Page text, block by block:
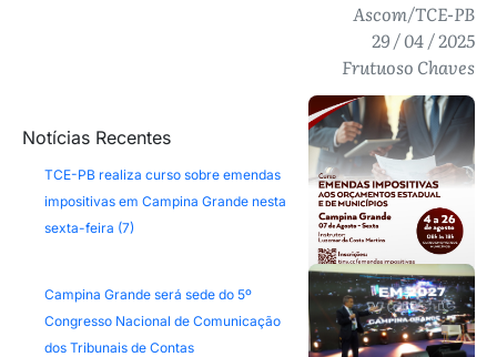
Ascom/TCE-PB
29 / 04 / 2025
Frutuoso Chaves
Notícias Recentes
TCE-PB realiza curso sobre emendas
impositivas em Campina Grande nesta
sexta-feira (7)
Campina Grande será sede do 5º
Congresso Nacional de Comunicação
dos Tribunais de Contas